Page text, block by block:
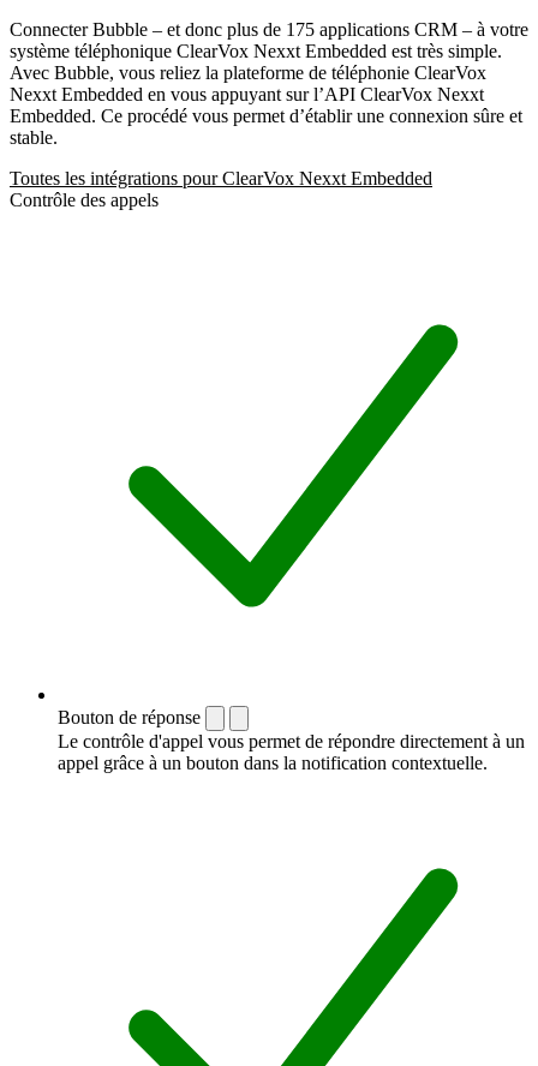
Connecter Bubble – et donc plus de 175 applications CRM – à votre
système téléphonique ClearVox Nexxt Embedded est très simple.
Avec Bubble, vous reliez la plateforme de téléphonie ClearVox
Nexxt Embedded en vous appuyant sur l’API ClearVox Nexxt
Embedded. Ce procédé vous permet d’établir une connexion sûre et
stable.
Toutes les intégrations pour ClearVox Nexxt Embedded
Contrôle des appels
Bouton de réponse
Le contrôle d'appel vous permet de répondre directement à un
appel grâce à un bouton dans la notification contextuelle.